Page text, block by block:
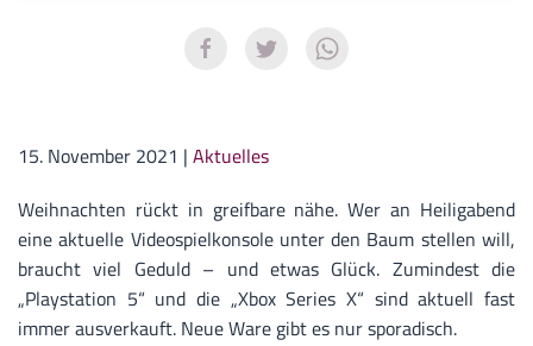
15. November 2021 | Aktuelles
Weihnachten rückt in greifbare nähe. Wer an Heiligabend
eine aktuelle Videospielkonsole unter den Baum stellen will,
braucht viel Geduld – und etwas Glück. Zumindest die
„Playstation 5“ und die „Xbox Series X“ sind aktuell fast
immer ausverkauft. Neue Ware gibt es nur sporadisch.